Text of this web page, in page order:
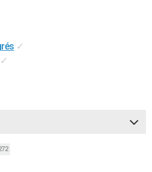
✓
✓